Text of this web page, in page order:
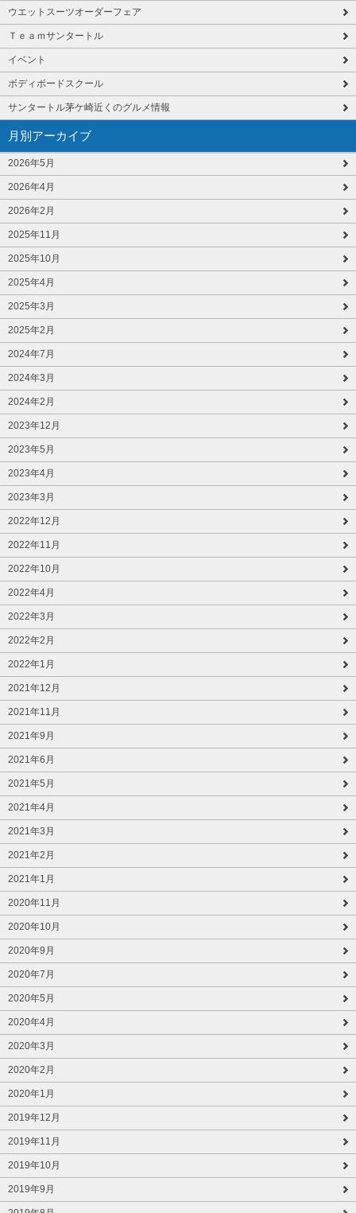
ウエットスーツオーダーフェア
Ｔｅａｍサンタートル
イベント
ボディボードスクール
サンタートル茅ケ崎近くのグルメ情報
月別アーカイブ
2026年5月
2026年4月
2026年2月
2025年11月
2025年10月
2025年4月
2025年3月
2025年2月
2024年7月
2024年3月
2024年2月
2023年12月
2023年5月
2023年4月
2023年3月
2022年12月
2022年11月
2022年10月
2022年4月
2022年3月
2022年2月
2022年1月
2021年12月
2021年11月
2021年9月
2021年6月
2021年5月
2021年4月
2021年3月
2021年2月
2021年1月
2020年11月
2020年10月
2020年9月
2020年7月
2020年5月
2020年4月
2020年3月
2020年2月
2020年1月
2019年12月
2019年11月
2019年10月
2019年9月